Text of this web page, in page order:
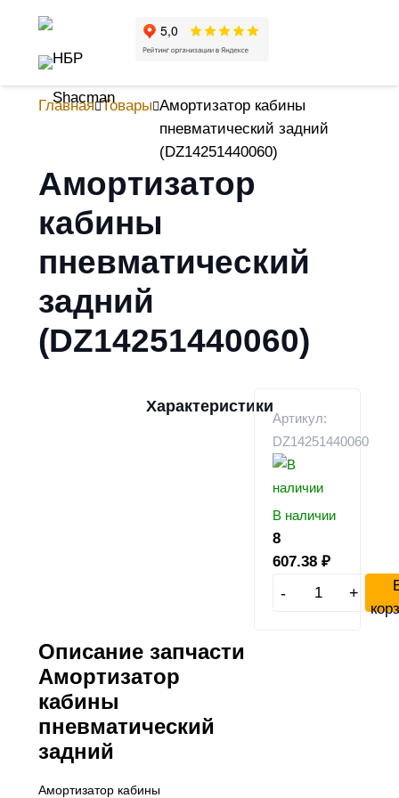
Главная Товары Амортизатор кабины
пневматический задний
(DZ14251440060)
Амортизатор
кабины
пневматический
задний
(DZ14251440060)
Характеристики
Артикул:
DZ14251440060
В наличии
8
607.38 ₽
- +
Описание запчасти
Амортизатор
кабины
пневматический
задний
Амортизатор кабины